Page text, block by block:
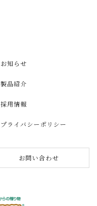
お知らせ
製品紹介
採用情報
プライバシーポリシー
お問い合わせ